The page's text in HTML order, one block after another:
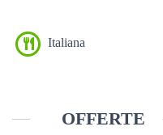
Italiana
OFFERTE